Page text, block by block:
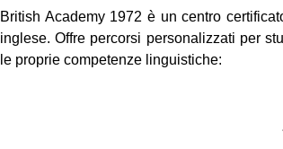
British Academy 1972 è un centro
inglese. Offre percorsi personalizzati per
le proprie competenze linguistiche: